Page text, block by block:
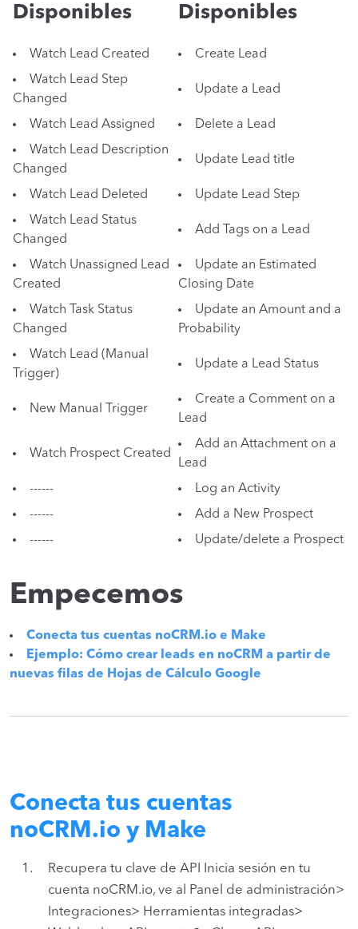
Disponibles
Disponibles
Watch Lead Created
Create Lead
Watch Lead Step
Changed
Update a Lead
Watch Lead Assigned
Delete a Lead
Watch Lead Description
Changed
Update Lead title
Watch Lead Deleted
Update Lead Step
Watch Lead Status
Changed
Add Tags on a Lead
Watch Unassigned Lead
Created
Update an Estimated
Closing Date
Watch Task Status
Changed
Update an Amount and a
Probability
Watch Lead (Manual
Trigger)
Update a Lead Status
New Manual Trigger
Create a Comment on a
Lead
Watch Prospect Created
Add an Attachment on a
Lead
------
Log an Activity
------
Add a New Prospect
------
Update/delete a Prospect
Empecemos
Conecta tus cuentas noCRM.io e Make
Ejemplo: Cómo crear leads en noCRM a partir de
nuevas filas de Hojas de Cálculo Google
Conecta tus cuentas
noCRM.io y Make
Recupera tu clave de API Inicia sesión en tu
cuenta noCRM.io, ve al Panel de administración>
Integraciones> Herramientas integradas>